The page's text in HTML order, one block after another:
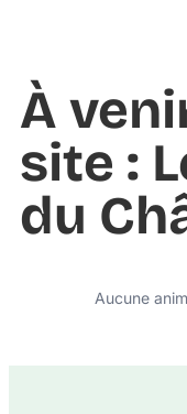
À
site :
du
Aucune